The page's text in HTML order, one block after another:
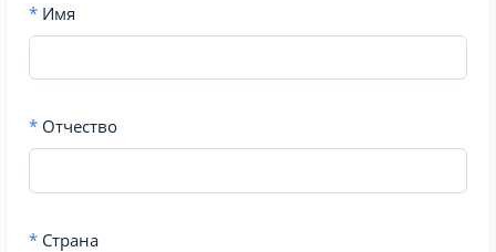
* Имя
* Отчество
* Страна